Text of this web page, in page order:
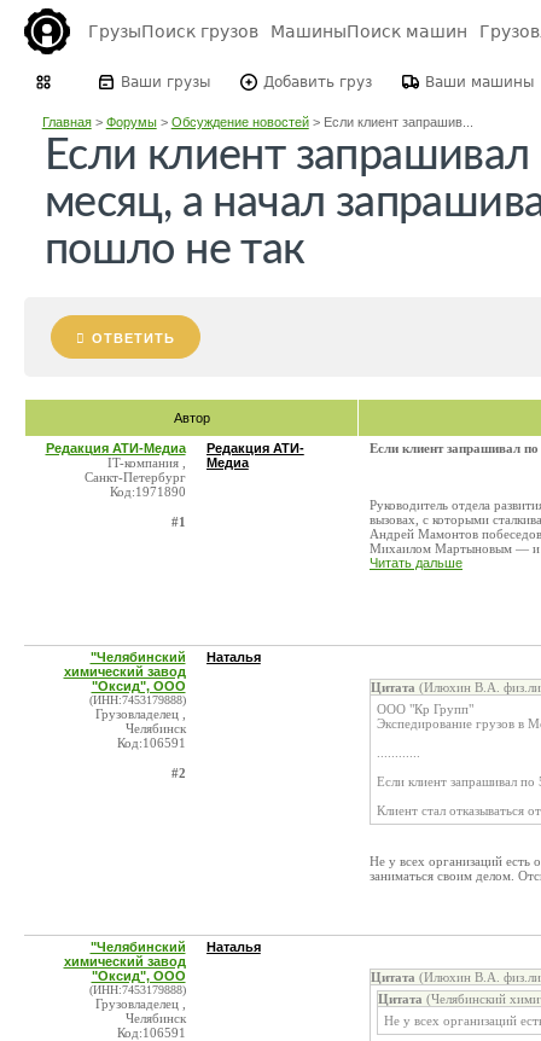
ГрузыПоиск грузов МашиныПоиск машин
Ваши грузы Добавить груз Ваши машины
Главная> Форумы> Обсуждение новостей> Если клиент запрашив...
Если клиент
месяц, а начал
пошло не так
ОТВЕТИТЬ
Автор
Редакция АТИ-Медиа
IT-компания ,
Санкт-Петербург
Код:1971890
#1
Редакция АТИ-
Медиа
Если клиент запрашивал
Руководитель отдела
вызовах, с которыми
Андрей Мамонтов
Михаилом Мартыновым — и
Читать дальше
"Челябинский
химический завод
"Оксид", ООО
(ИНН:7453179888)
Грузовладелец ,
Челябинск
Код:106591
#2
Наталья
Цитата (Илюхин В.А.
ООО "Кр Групп"
Экспедирование грузов в
Если клиент запрашивал
Клиент стал отказываться
Не у всех организаций есть
заниматься своим делом.
"Челябинский
химический завод
"Оксид", ООО
(ИНН:7453179888)
Грузовладелец ,
Челябинск
Код:106591
Наталья
Цитата (Илюхин В.А.
Цитата (Челябинский
Не у всех организаций